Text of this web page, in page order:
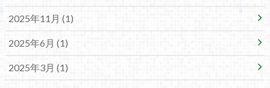
2025年11月 (1)
2025年6月 (1)
2025年3月 (1)